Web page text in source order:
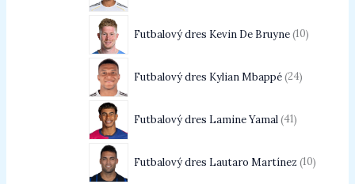
Futbalový dres Kevin De Bruyne 10
Futbalový dres Kylian Mbappé 24
Futbalový dres Lamine Yamal 41
Futbalový dres Lautaro Martínez 10